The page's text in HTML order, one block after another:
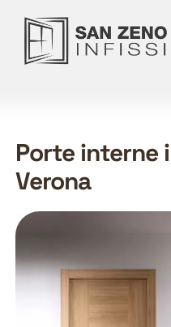
Porte interne
Verona